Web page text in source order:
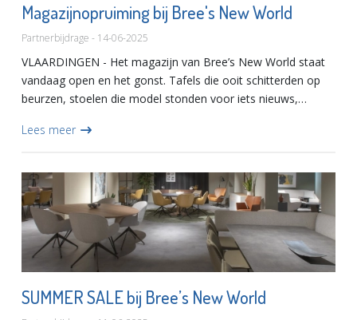
Magazijnopruiming bij Bree's New World
Partnerbijdrage - 14-06-2025
VLAARDINGEN - Het magazijn van Bree’s New World staat
vandaag open en het gonst. Tafels die ooit schitterden op
beurzen, stoelen die model stonden voor iets nieuws,
een twee...
Lees meer
SUMMER SALE bij Bree’s New World